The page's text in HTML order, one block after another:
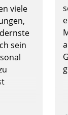
viele
sein